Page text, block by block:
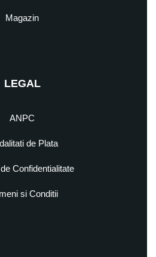
Magazin
LEGAL
ANPC
de Plata
Confidentialitate
si Conditii